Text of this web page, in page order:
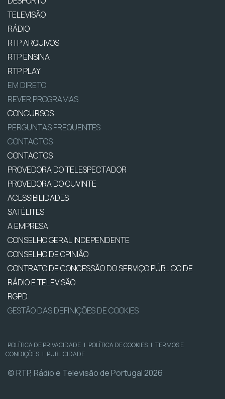
TELEVISÃO
RÁDIO
RTP ARQUIVOS
RTP ENSINA
RTP PLAY
EM DIRETO
REVER PROGRAMAS
CONCURSOS
PERGUNTAS FREQUENTES
CONTACTOS
CONTACTOS
PROVEDORA DO TELESPECTADOR
PROVEDORA DO OUVINTE
ACESSIBILIDADES
SATÉLITES
A EMPRESA
CONSELHO GERAL INDEPENDENTE
CONSELHO DE OPINIÃO
CONTRATO DE CONCESSÃO DO SERVIÇO PÚBLICO DE
RÁDIO E TELEVISÃO
RGPD
GESTÃO DAS DEFINIÇÕES DE COOKIES
POLÍTICA DE PRIVACIDADE | POLÍTICA DE COOKIES | TERMOS E
CONDIÇÕES | PUBLICIDADE
© RTP, Rádio e Televisão de Portugal 2026